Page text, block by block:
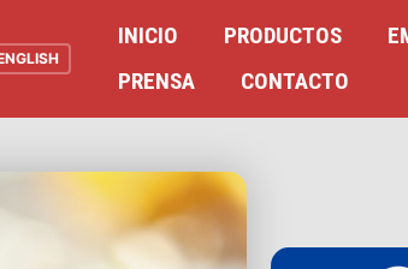
INICIO PRODUCTOS
PRENSA
CONTACTO